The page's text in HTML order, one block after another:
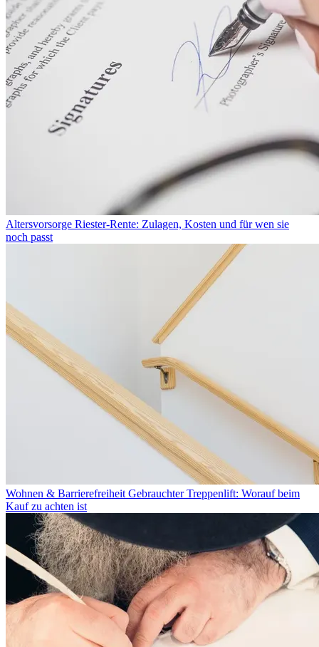
Altersvorsorge Riester-Rente: Zulagen, Kosten und für wen sie
noch passt
Wohnen & Barrierefreiheit Gebrauchter Treppenlift: Worauf beim
Kauf zu achten ist